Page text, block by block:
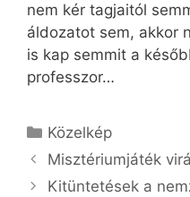
nem kér tagjaitól
áldozatot sem, akkor
is kap semmit a
professzor…
Kategória
Közelkép
Misztériumjáték
Kitüntetések a